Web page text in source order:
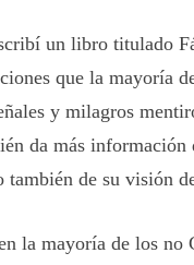
un libro titulado
que la mayoría
y milagros
da más información
también de su visión
la mayoría de los no